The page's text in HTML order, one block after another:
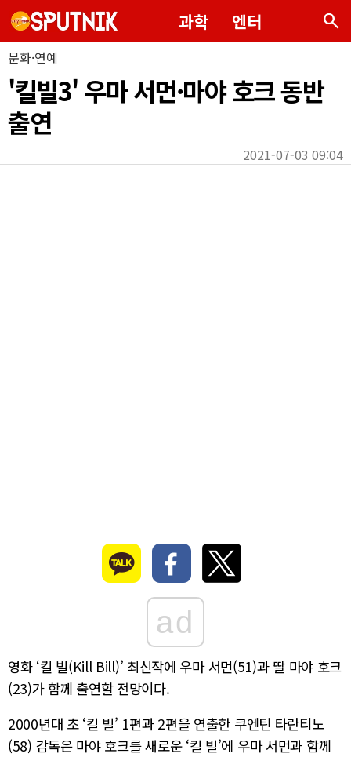
과학 엔터 search
문화·연예
'킬빌3' 우마 서먼·마야 호크 동반
출연
2021-07-03 09:04
ad
영화 ‘킬 빌(Kill Bill)’ 최신작에 우마 서먼(51)과 딸 마야 호크
(23)가 함께 출연할 전망이다.
2000년대 초 ‘킬 빌’ 1편과 2편을 연출한 쿠엔틴 타란티노
(58) 감독은 마야 호크를 새로운 ‘킬 빌’에 우마 서먼과 함께